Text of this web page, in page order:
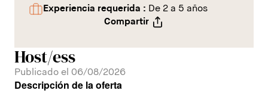
Experiencia requerida : De 2 a 5 años
Compartir
Host/ess
Publicado el 06/08/2026
Descripción de la oferta